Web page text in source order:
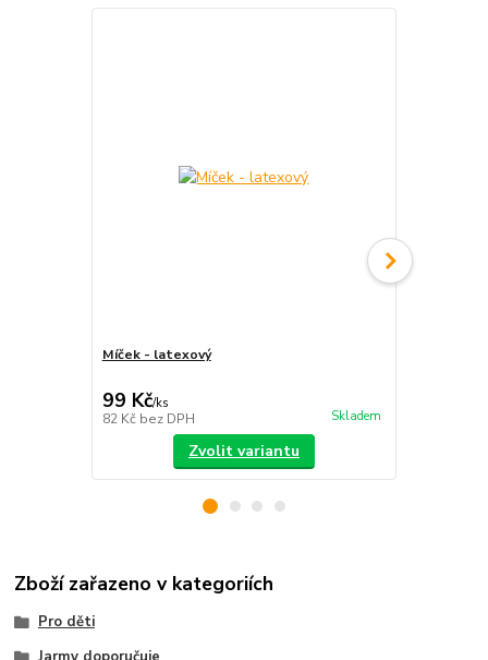
Míček - latexový
99 Kč/ks
82 Kč bez DPH Skladem
Zvolit variantu
Zboží zařazeno v kategoriích
Pro děti